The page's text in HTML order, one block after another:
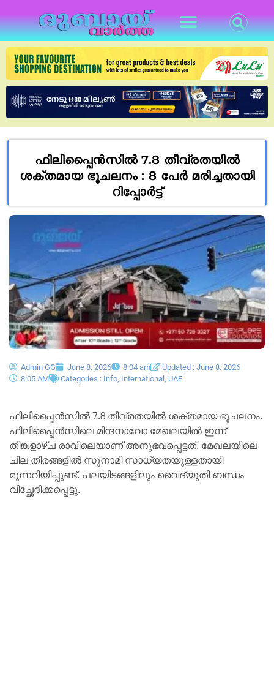
ഫിലിപ്പൈൻസിൽ 7.8 തീവ്രതയിൽ
ശക്തമായ ഭൂചലനം : 8 പേർ മരിച്ചതായി
റിപ്പോർട്ട്
Admin GG June 8, 2026 8:04 am
Updated : June 8, 2026
8:05 AM
Categories : Info International UAE
ഫിലിപ്പൈൻസിൽ 7.8 തീവ്രതയിൽ ശക്തമായ ഭൂചലനം.
ഫിലിപ്പൈൻസിലെ മിന്ദനാവോ മേഖലയിൽ ഇന്ന്
തിങ്കളാഴ്ച രാവിലെയാണ് അനുഭവപ്പെട്ടത്. മേഖലയിലെ
ചില തീരങ്ങളിൽ സുനാമി സാധ്യതയുള്ളതായി
മുന്നറിയിപ്പുണ്ട്. പലയിടങ്ങളിലും വൈദ്യുതി ബന്ധം
വിച്ഛേദിക്കപ്പെട്ടു.